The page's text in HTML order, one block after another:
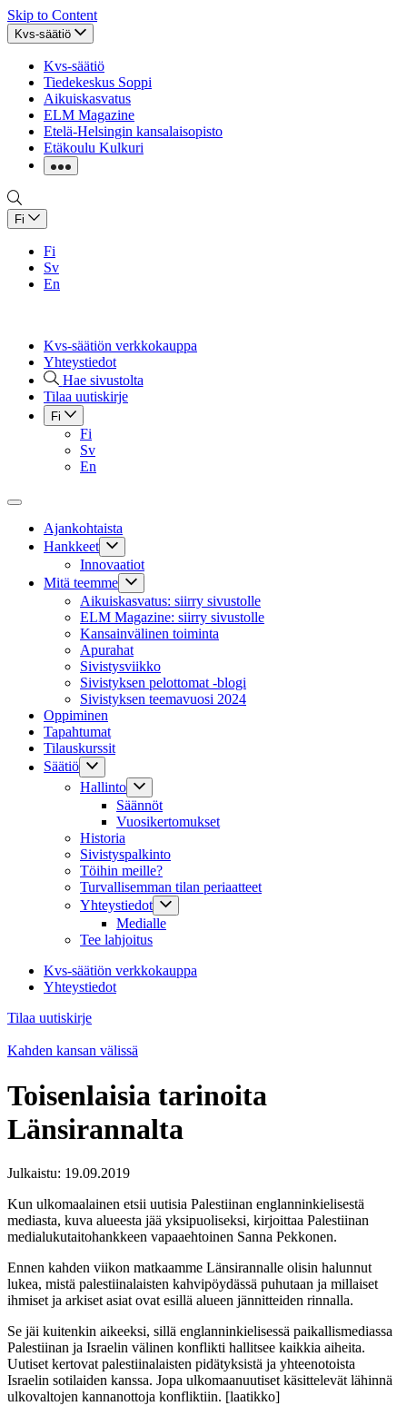
Skip to Content
Kvs-säätiö
Kvs-säätiö
Tiedekeskus Soppi
Aikuiskasvatus
ELM Magazine
Etelä-Helsingin kansalaisopisto
Etäkoulu Kulkuri
Fi
Fi
Sv
En
Kvs-säätiön verkkokauppa
Yhteystiedot
Hae sivustolta
Tilaa uutiskirje
Fi
Fi
Sv
En
Ajankohtaista
Hankkeet
Innovaatiot
Mitä teemme
Aikuiskasvatus: siirry sivustolle
ELM Magazine: siirry sivustolle
Kansainvälinen toiminta
Apurahat
Sivistysviikko
Sivistyksen pelottomat -blogi
Sivistyksen teemavuosi 2024
Oppiminen
Tapahtumat
Tilauskurssit
Säätiö
Hallinto
Säännöt
Vuosikertomukset
Historia
Sivistyspalkinto
Töihin meille?
Turvallisemman tilan periaatteet
Yhteystiedot
Medialle
Tee lahjoitus
Kvs-säätiön verkkokauppa
Yhteystiedot
Tilaa uutiskirje
Kahden kansan välissä
Toisenlaisia tarinoita
Länsirannalta
Julkaistu: 19.09.2019
Kun ulkomaalainen etsii uutisia Palestiinan englanninkielisestä
mediasta, kuva alueesta jää yksipuoliseksi, kirjoittaa Palestiinan
medialukutaitohankkeen vapaaehtoinen Sanna Pekkonen.
Ennen kahden viikon matkaamme Länsirannalle olisin halunnut
lukea, mistä palestiinalaisten kahvipöydässä puhutaan ja millaiset
ihmiset ja arkiset asiat ovat esillä alueen jännitteiden rinnalla.
Se jäi kuitenkin aikeeksi, sillä englanninkielisessä paikallismediassa
Palestiinan ja Israelin välinen konflikti hallitsee kaikkia aiheita.
Uutiset kertovat palestiinalaisten pidätyksistä ja yhteenotoista
Israelin sotilaiden kanssa. Jopa ulkomaanuutiset käsittelevät lähinnä
ulkovaltojen kannanottoja konfliktiin. [laatikko]